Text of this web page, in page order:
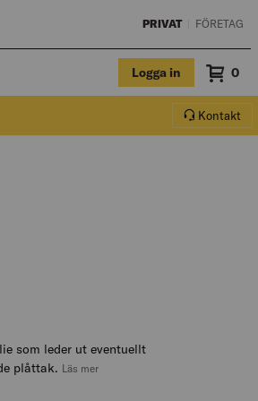
PRIVAT FÖRETAG
Logga in 0
Kontakt
som leder ut eventuellt
plåttak. Läs mer